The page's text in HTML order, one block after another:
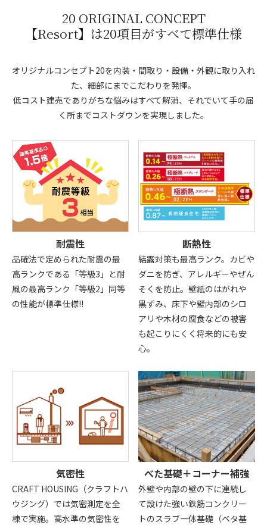
20 ORIGINAL CONCEPT
【Resort】は20項目がすべて標準仕様
オリジナルコンセプト20を内装・間取り・設備・外観に取り入れ
た、細部にまでこだわりを発揮。
低コスト建売でありがちな悩みはすべて解消、それでいて手の届
く所までコストダウンを実現しました。
耐震性
品確法で定められた耐震の最
高ランクである「等級3」と耐
風の最高ランク「等級2」同等
の性能が標準仕様!!
断熱性
結露対策も最高ランク。カビや
ダニを防ぎ、アレルギーやぜん
そくを防止。壁紙のはがれや
黒ずみ、床下や壁内部のシロ
アリや木材の腐食などの被害
も起こりにくく将来的にも安
心。
気密性
CRAFT HOUSING（クラフトハ
ウジング）では気密測定を全
棟で実施。高水準の気密性を
べた基礎＋コーナー補強
外壁や内部の壁の下に連続し
て設けた強い鉄筋コンクリー
トのスラブ一体基礎（ベタ基